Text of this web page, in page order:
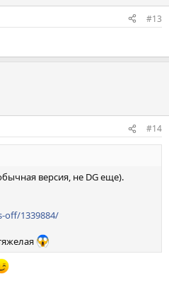
#13
#14
версия, не DG еще).
off/1339884/